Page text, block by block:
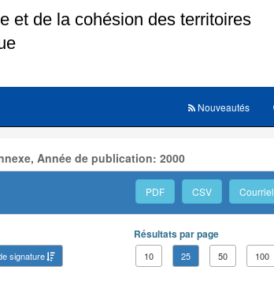
Nouveautés
Année de publication: 2000
PDF CSV Courriel
signature
Résultats par page
10 25 50 100